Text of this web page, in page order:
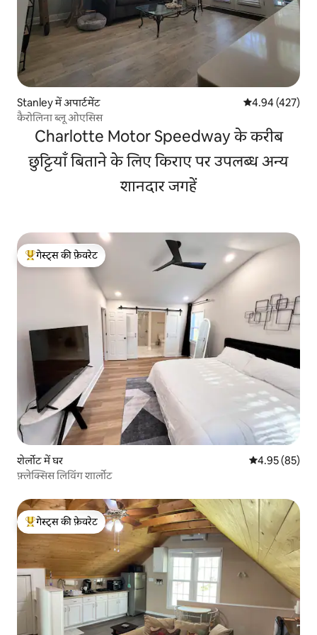
Stanley में अपार्टमेंट औसत रेटिंग 5 में से
4.94 (427)
कैरोलिना ब्लू ओएसिस
Charlotte Motor Speedway के करीब
छुट्टियाँ बिताने के लिए किराए पर उपलब्ध अन्य
शानदार जगहें
गेस्ट्स का टॉप फ़ेवरेट
गेस्ट्स की फ़ेवरेट
शेर्लोट में घर औसत रेटिंग 5 में
4.95 (85)
फ़्लेक्सिस लिविंग शार्लोट
गेस्ट्स का टॉप फ़ेवरेट
गेस्ट्स की फ़ेवरेट